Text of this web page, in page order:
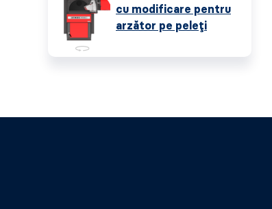
cu modificare pentru
arzător pe peleți